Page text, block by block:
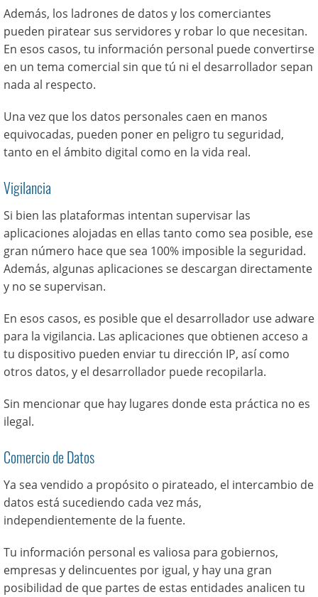
Además, los ladrones de datos y los comerciantes
pueden piratear sus servidores y robar lo que necesitan.
En esos casos, tu información personal puede convertirse
en un tema comercial sin que tú ni el desarrollador sepan
nada al respecto.
Una vez que los datos personales caen en manos
equivocadas, pueden poner en peligro tu seguridad,
tanto en el ámbito digital como en la vida real.
Vigilancia
Si bien las plataformas intentan supervisar las
aplicaciones alojadas en ellas tanto como sea posible, ese
gran número hace que sea 100% imposible la seguridad.
Además, algunas aplicaciones se descargan directamente
y no se supervisan.
En esos casos, es posible que el desarrollador use adware
para la vigilancia. Las aplicaciones que obtienen acceso a
tu dispositivo pueden enviar tu dirección IP, así como
otros datos, y el desarrollador puede recopilarla.
Sin mencionar que hay lugares donde esta práctica no es
ilegal.
Comercio de Datos
Ya sea vendido a propósito o pirateado, el intercambio de
datos está sucediendo cada vez más,
independientemente de la fuente.
Tu información personal es valiosa para gobiernos,
empresas y delincuentes por igual, y hay una gran
posibilidad de que partes de estas entidades analicen tu